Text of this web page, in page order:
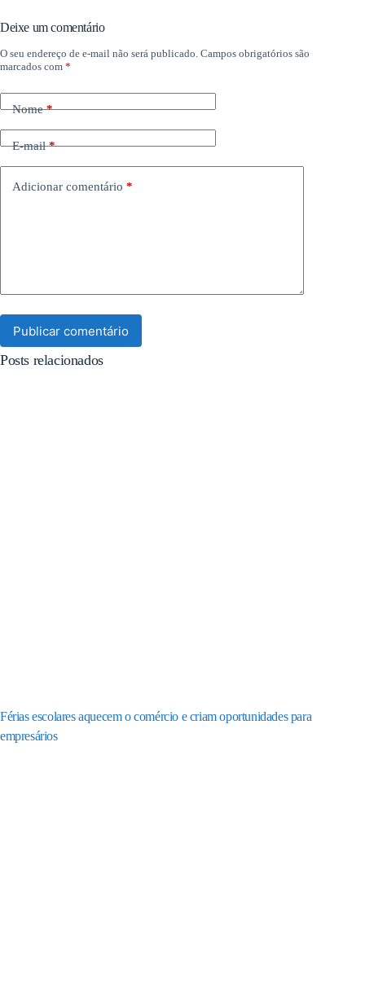
Deixe um comentário
O seu endereço de e-mail não será publicado. Campos obrigatórios são
marcados com *
Nome*
E-mail*
Adicionar comentário *
Publicar comentário
Posts relacionados
Férias escolares aquecem o comércio e criam oportunidades para
empresários